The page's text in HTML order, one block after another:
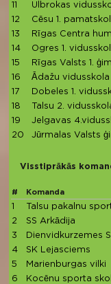
11
Ulbrokas
12
Cēsu 1.
13
Rīgas Centra
14
Ogres 1.
15
Rīgas Valsts 1.
16
Ādažu vidusskola
17
Dobeles 1.
18
Talsu 2.
19
Jelgavas
20
Jūrmalas Valsts
Visstiprākās
# Komanda
1 Talsu pakalnu
2
SS Arkādija
3
Dienvidkurzemes
4
SK Lejasciems
5
Marienburgas vilki
6
Kocēnu sporta